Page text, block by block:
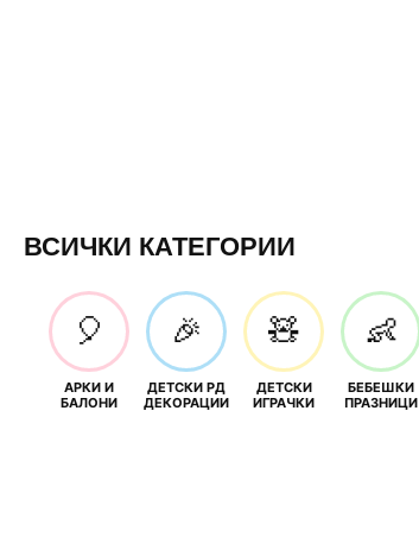
ВСИЧКИ КАТЕГОРИИ
🎈
АРКИ И
БАЛОНИ
🎉
ДЕТСКИ РД
ДЕКОРАЦИИ
🧸
ДЕТСКИ
ИГРАЧКИ
👶
БЕБЕШКИ
ПРАЗНИЦИ